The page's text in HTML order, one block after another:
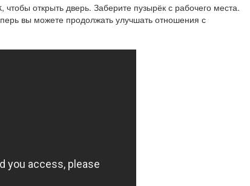
открыть дверь. Заберите пузырёк с рабочего места.
вы можете продолжать улучшать отношения с